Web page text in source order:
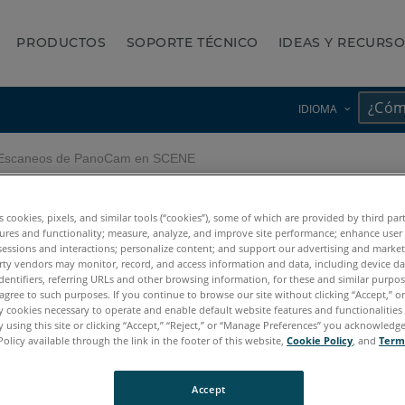
PRODUCTOS SOPORTE TÉCNICO IDEAS Y
IDIOMA
de PanoCam en SCENE
cookies, pixels, and similar tools (“cookies”), some of which are provided by third
and functionality; measure, analyze, and improve site performance; enhance user
and interactions; personalize content; and support our advertising and
vendors may monitor, record, and access information and data, including device
referring URLs and other browsing information, for these and similar
to such purposes. If you continue to browse our site without clicking “Accept,”
cookies necessary to operate and enable default website features and
using this site or clicking “Accept,” “Reject,” or “Manage Preferences” you
available through the link in the footer of this website, Cookie Policy, and
Accept